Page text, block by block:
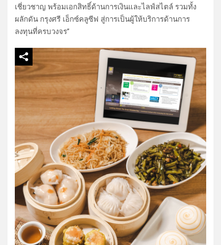
เชี่ยวชาญ พร้อมเอกสิทธิ์ด้านการเงินและไลฟ์สไตล์ รวมทั้ง
ผลักดัน กรุงศรี เอ็กซ์คลูซีฟ สู่การเป็นผู้ให้บริการด้านการ
ลงทุนที่ครบวงจร”